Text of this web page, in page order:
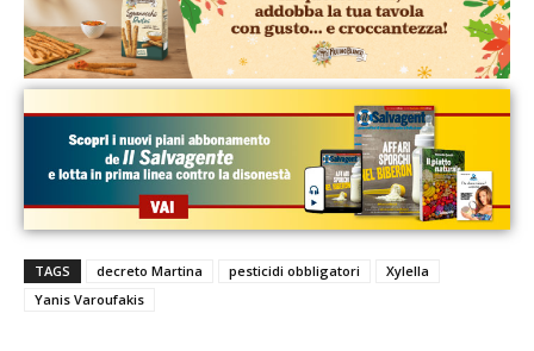
TAGS decreto Martina pesticidi obbligatori
Xylella
Yanis Varoufakis